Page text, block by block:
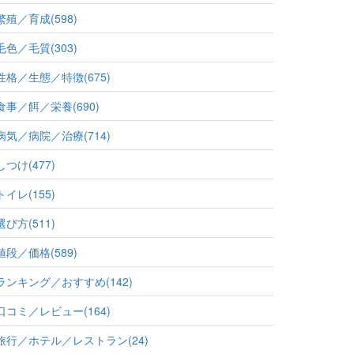
殖／育成(598)
色／毛質(303)
格／生態／特徴(675)
事／餌／栄養(690)
気／病院／治療(714)
つけ(477)
イレ(155)
び方(511)
段／価格(589)
ンキング／おすすめ(142)
コミ／レビュー(164)
行／ホテル／レストラン(24)